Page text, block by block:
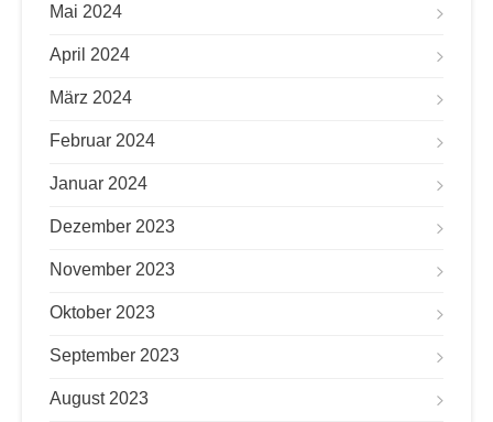
Mai 2024
April 2024
März 2024
Februar 2024
Januar 2024
Dezember 2023
November 2023
Oktober 2023
September 2023
August 2023